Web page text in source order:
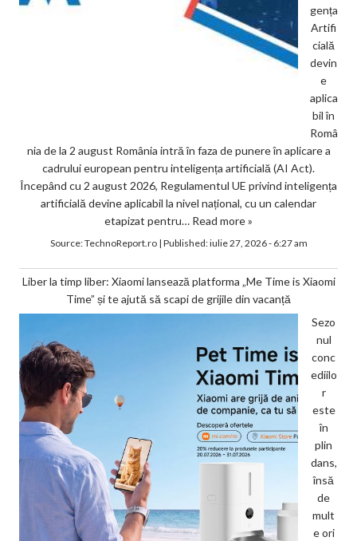
gența
Artifi
cială
devin
e
aplica
bil în
Româ
nia de la 2 august România intră în faza de punere în aplicare a
cadrului european pentru inteligența artificială (AI Act).
Începând cu 2 august 2026, Regulamentul UE privind inteligența
artificială devine aplicabil la nivel național, cu un calendar
etapizat pentru… Read more »
Source:TechnoReport.ro| Published:iulie 27, 2026 - 6:27 am
Liber la timp liber: Xiaomi lansează platforma „Me Time is Xiaomi
Time” și te ajută să scapi de grijile din vacanță
Sezo
nul
conc
ediilo
r
este
în
plin
dans,
însă
de
mult
e ori